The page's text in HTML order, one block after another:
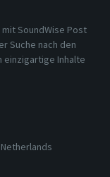
mit SoundWise Post
Suche nach den
einzigartige Inhalte